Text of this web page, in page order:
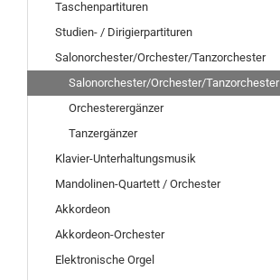
Taschenpartituren
Studien- / Dirigierpartituren
Salonorchester/Orchester/Tanzorchester
Salonorchester/Orchester/Tanzorchester
Orchesterergänzer
Tanzergänzer
Klavier-Unterhaltungsmusik
Mandolinen-Quartett / Orchester
Akkordeon
Akkordeon-Orchester
Elektronische Orgel